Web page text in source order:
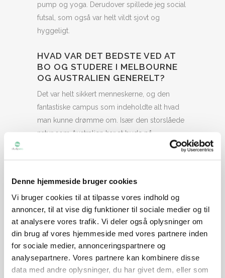
Denne hjemmeside bruger cookies
Vi bruger cookies til at tilpasse vores indhold og
annoncer, til at vise dig funktioner til sociale medier og til
at analysere vores trafik. Vi deler også oplysninger om
din brug af vores hjemmeside med vores partnere inden
for sociale medier, annonceringspartnere og
analysepartnere. Vores partnere kan kombinere disse
data med andre oplysninger, du har givet dem, eller som
pump og yoga. Derudover spillede jeg social
futsal, som også var helt vildt sjovt og
hyggeligt.
HVAD VAR DET BEDSTE VED AT
BO OG STUDERE I MELBOURNE
OG AUSTRALIEN GENERELT?
Det var helt sikkert menneskerne, og den
fantastiske campus som indeholdte alt hvad
man kunne drømme om. Især den storslåede
natur som Australien har at byde på.
Melbourne er meget multikulturel, hvilket
også kan mærkes på universitetet, og det
kulturer og traditioner, hvilket jeg personligt
finder super interessant. Derudover er
Melbourne fantastisk til både kaffe og mad,
hvilket er en oplevelse i sig selv.
Det at bo i et land med så mange
rejsemuligheder, har gjort dette semester helt